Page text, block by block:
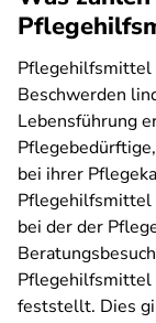
Pflegehilfsmittel
Beschwerden
Lebensführung
bei ihrer
Pflegehilfsmittel
bei der der
Pflegehilfsmittel
feststellt. Dies